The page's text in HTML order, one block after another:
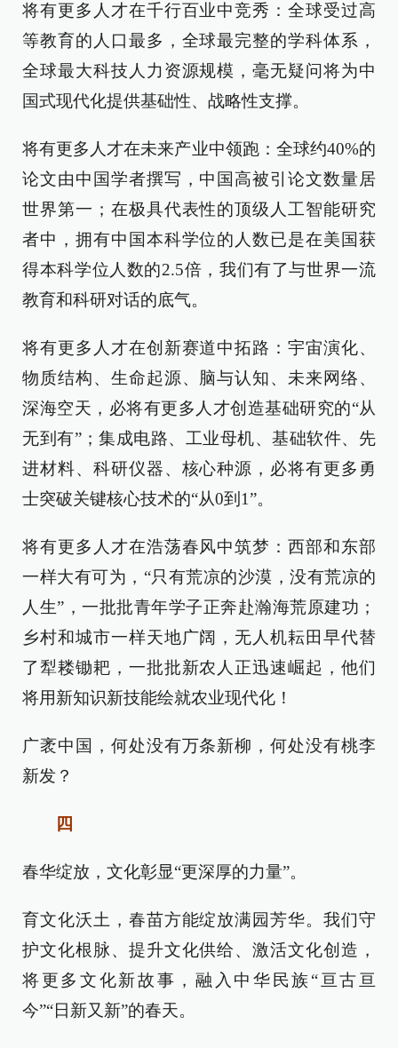
将有更多人才在千行百业中竞秀：全球受过高
等教育的人口最多，全球最完整的学科体系，
全球最大科技人力资源规模，毫无疑问将为中
国式现代化提供基础性、战略性支撑。
将有更多人才在未来产业中领跑：全球约40%的
论文由中国学者撰写，中国高被引论文数量居
世界第一；在极具代表性的顶级人工智能研究
者中，拥有中国本科学位的人数已是在美国获
得本科学位人数的2.5倍，我们有了与世界一流
教育和科研对话的底气。
将有更多人才在创新赛道中拓路：宇宙演化、
物质结构、生命起源、脑与认知、未来网络、
深海空天，必将有更多人才创造基础研究的“从
无到有”；集成电路、工业母机、基础软件、先
进材料、科研仪器、核心种源，必将有更多勇
士突破关键核心技术的“从0到1”。
将有更多人才在浩荡春风中筑梦：西部和东部
一样大有可为，“只有荒凉的沙漠，没有荒凉的
人生”，一批批青年学子正奔赴瀚海荒原建功；
乡村和城市一样天地广阔，无人机耘田早代替
了犁耧锄耙，一批批新农人正迅速崛起，他们
将用新知识新技能绘就农业现代化！
广袤中国，何处没有万条新柳，何处没有桃李
新发？
四
春华绽放，文化彰显“更深厚的力量”。
育文化沃土，春苗方能绽放满园芳华。我们守
护文化根脉、提升文化供给、激活文化创造，
将更多文化新故事，融入中华民族“亘古亘
今”“日新又新”的春天。